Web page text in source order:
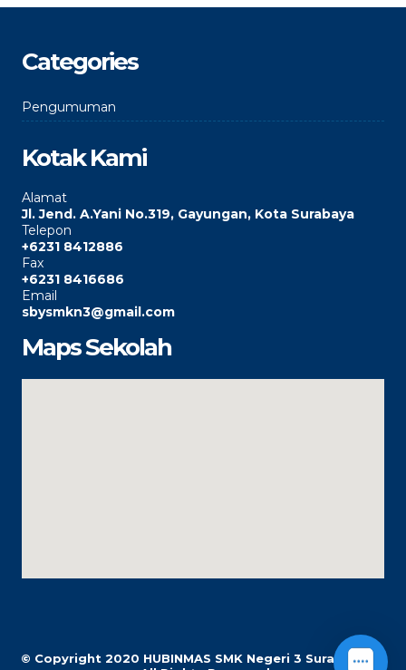
Categories
Pengumuman
Kotak Kami
Alamat
Jl. Jend. A.Yani No.319, Gayungan, Kota Surabaya
Telepon
+6231 8412886
Fax
+6231 8416686
Email
sbysmkn3@gmail.com
Maps Sekolah
© Copyright 2020 HUBINMAS SMK Negeri 3 Surabaya |